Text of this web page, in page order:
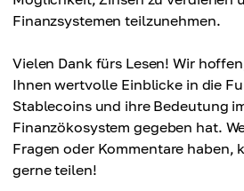
Finanzsystemen teilzunehmen.
Vielen Dank fürs Lesen! Wir
Ihnen wertvolle Einblicke in die
Stablecoins und ihre Bedeutung
Finanzökosystem gegeben hat.
Fragen oder Kommentare haben,
gerne teilen!